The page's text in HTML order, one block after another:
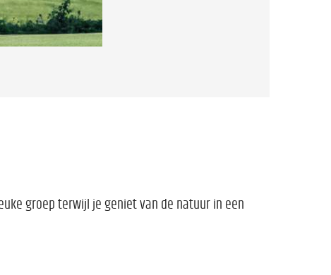
groep terwijl je geniet van de natuur in een